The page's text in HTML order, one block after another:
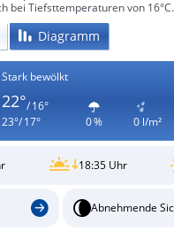
bei Tiefsttemperaturen von 16°C.
Diagramm
Stark bewölkt
22°/ 16°
23°/ 17°
0 % 0 l/m²
18:35 Uhr
Abnehmende